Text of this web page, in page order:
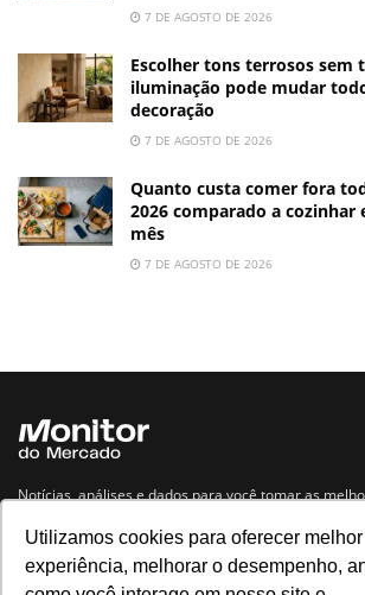
Utilizamos cookies para oferecer melhor
experiência, melhorar o desempenho,
7 DE AGOSTO DE 2026
Escolher tons terrosos sem
iluminação pode mudar
decoração
7 DE AGOSTO DE 2026
Quanto custa comer fora
2026 comparado a cozinhar
mês
7 DE AGOSTO DE 2026
Notícias, análises e dados para você tomar as
Navegue no site
Últimas notícias Quem somos E-books